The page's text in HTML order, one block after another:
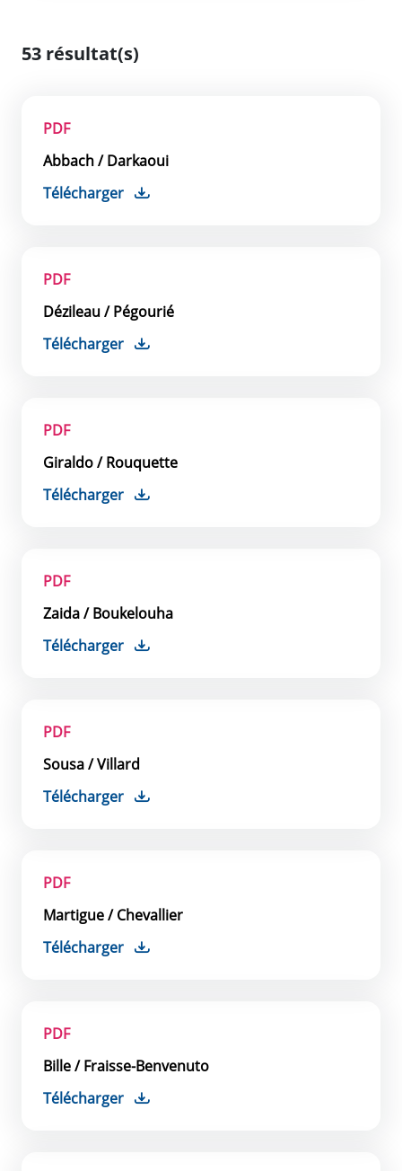
53 résultat(s)
PDF
Abbach / Darkaoui
Télécharger
PDF
Dézileau / Pégourié
Télécharger
PDF
Giraldo / Rouquette
Télécharger
PDF
Zaida / Boukelouha
Télécharger
PDF
Sousa / Villard
Télécharger
PDF
Martigue / Chevallier
Télécharger
PDF
Bille / Fraisse-Benvenuto
Télécharger